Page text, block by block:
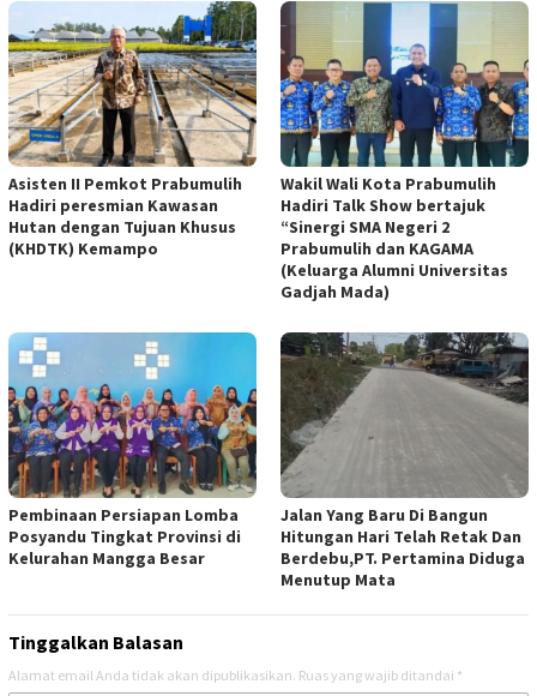
Asisten II Pemkot Prabumulih
Hadiri peresmian Kawasan
Hutan dengan Tujuan Khusus
(KHDTK) Kemampo
Wakil Wali Kota Prabumulih
Hadiri Talk Show bertajuk
“Sinergi SMA Negeri 2
Prabumulih dan KAGAMA
(Keluarga Alumni Universitas
Gadjah Mada)
Pembinaan Persiapan Lomba
Posyandu Tingkat Provinsi di
Kelurahan Mangga Besar
Jalan Yang Baru Di Bangun
Hitungan Hari Telah Retak Dan
Berdebu,PT. Pertamina Diduga
Menutup Mata
Tinggalkan Balasan
Alamat email Anda tidak akan dipublikasikan. Ruas yang wajib ditandai *